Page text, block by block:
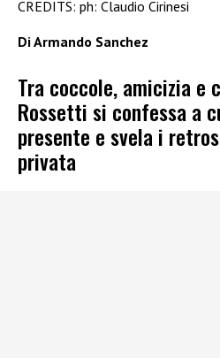
CREDITS: ph: Claudio Cirinesi
Di Armando Sanchez
Tra coccole, amicizia e
Rossetti si confessa a
presente e svela i
privata